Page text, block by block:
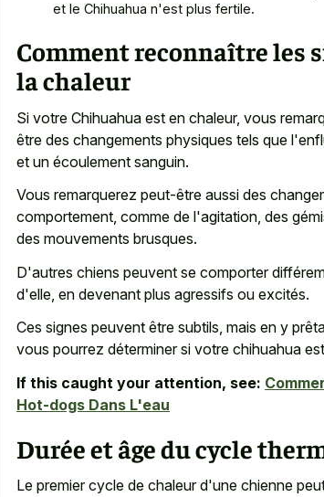
et le Chihuahua n'est plus fertile.
Comment reconnaître les
la chaleur
Si votre Chihuahua est en chaleur, vous
être des changements physiques tels que
et un écoulement sanguin.
Vous remarquerez peut-être aussi des
comportement, comme de l'agitation, des
des mouvements brusques.
D'autres chiens peuvent se comporter
d'elle, en devenant plus agressifs ou excités.
Ces signes peuvent être subtils, mais en y
vous pourrez déterminer si votre chihuahua
If this caught your attention, see:
Hot-dogs Dans L'eau
Durée et âge du cycle
Le premier cycle de chaleur d'une chienne